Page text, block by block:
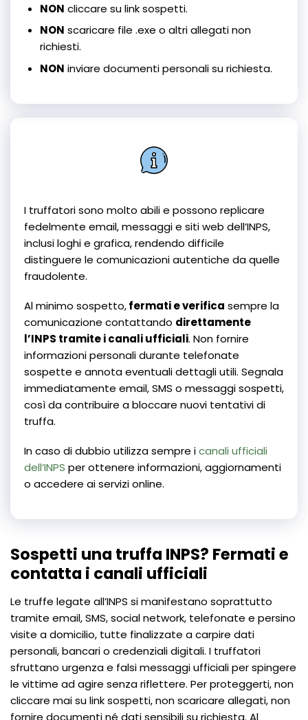
NON cliccare su link sospetti.
NON scaricare file .exe o altri allegati non
richiesti.
NON inviare documenti personali su richiesta.
I truffatori sono molto abili e possono replicare
fedelmente email, messaggi e siti web dell’INPS,
inclusi loghi e grafica, rendendo difficile
distinguere le comunicazioni autentiche da quelle
fraudolente.
Al minimo sospetto,fermati e verifica sempre la
comunicazione contattando direttamente
l’INPS tramite i canali ufficiali. Non fornire
informazioni personali durante telefonate
sospette e annota eventuali dettagli utili. Segnala
immediatamente email, SMS o messaggi sospetti,
così da contribuire a bloccare nuovi tentativi di
truffa.
In caso di dubbio utilizza sempre icanali ufficiali
dell’INPS per ottenere informazioni, aggiornamenti
o accedere ai servizi online.
Sospetti una truffa INPS? Fermati e
contatta i canali ufficiali
Le truffe legate all’INPS si manifestano soprattutto
tramite email, SMS, social network, telefonate e persino
visite a domicilio, tutte finalizzate a carpire dati
personali, bancari o credenziali digitali. I truffatori
sfruttano urgenza e falsi messaggi ufficiali per spingere
le vittime ad agire senza riflettere. Per proteggerti, non
cliccare mai su link sospetti, non scaricare allegati, non
fornire documenti né dati sensibili su richiesta. Al